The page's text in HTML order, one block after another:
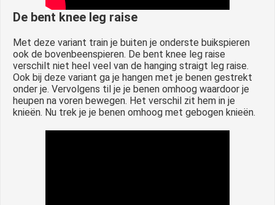
De bent knee leg raise
Met deze variant train je buiten je onderste buikspieren
ook de bovenbeenspieren. De bent knee leg raise
verschilt niet heel veel van de hanging straigt leg raise.
Ook bij deze variant ga je hangen met je benen gestrekt
onder je. Vervolgens til je je benen omhoog waardoor je
heupen na voren bewegen. Het verschil zit hem in je
knieën. Nu trek je je benen omhoog met gebogen knieën.